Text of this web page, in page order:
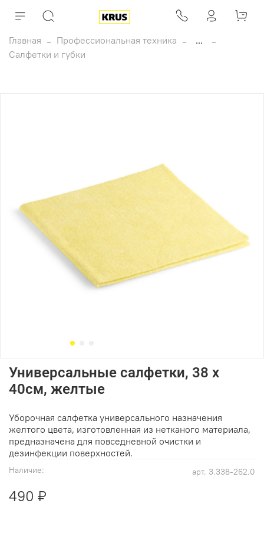
Главная Профессиональная техника
...
Салфетки и губки
арт. 3.338-262.0
Наличие:
Универсальные салфетки, 38 x
40см, желтые
490 ₽
Уборочная салфетка универсального назначения
желтого цвета, изготовленная из нетканого материала,
предназначена для повседневной очистки и
дезинфекции поверхностей.